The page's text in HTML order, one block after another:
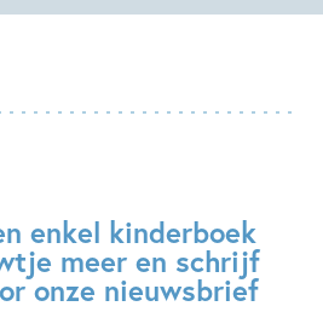
enkel kinderboek
meer en schrijf
onze nieuwsbrief